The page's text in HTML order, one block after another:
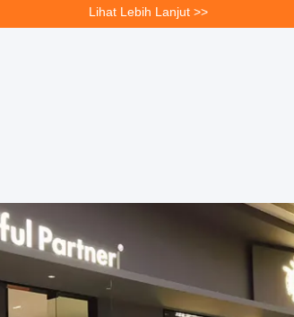
pabrik sumber,kami memiliki kebijakan yang
Lihat Lebih Lanjut >>